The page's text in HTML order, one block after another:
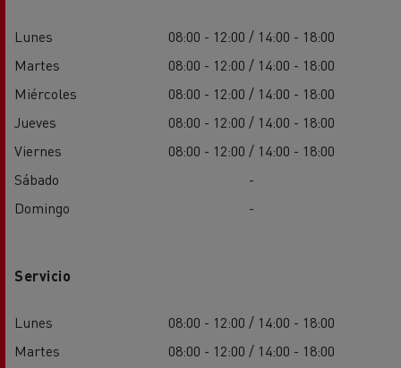
Lunes
08:00 - 12:00 / 14:00 - 18:00
Martes
08:00 - 12:00 / 14:00 - 18:00
Miércoles
08:00 - 12:00 / 14:00 - 18:00
Jueves
08:00 - 12:00 / 14:00 - 18:00
Viernes
08:00 - 12:00 / 14:00 - 18:00
Sábado
-
Domingo
-
Servicio
Lunes
08:00 - 12:00 / 14:00 - 18:00
Martes
08:00 - 12:00 / 14:00 - 18:00